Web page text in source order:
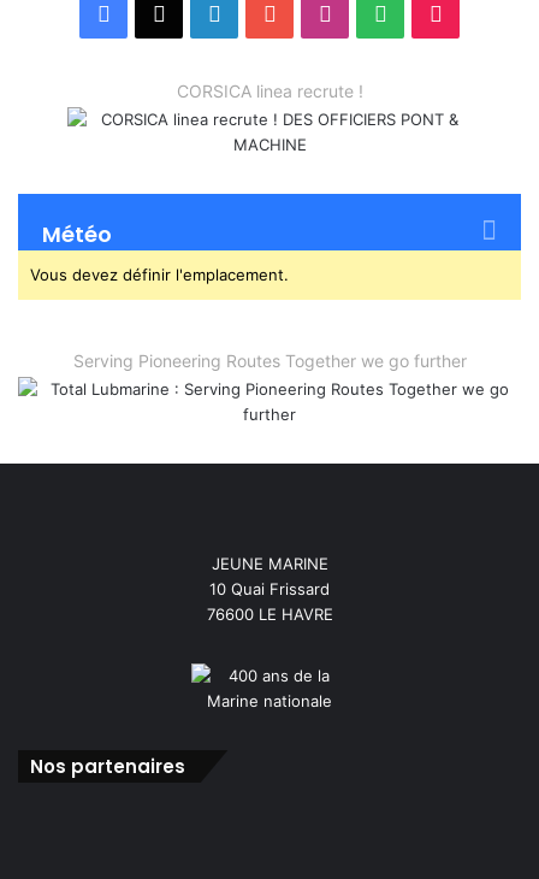
Facebook LinkedinYouTubeInstagram
Spotify
CORSICA linea recrute !
Météo
Vous devez définir l'emplacement.
Serving Pioneering Routes Together we go further
JEUNE MARINE
10 Quai Frissard
76600 LE HAVRE
Nos partenaires